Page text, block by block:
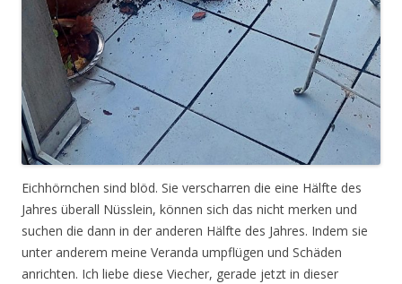
Eichhörnchen sind blöd. Sie verscharren die eine Hälfte des
Jahres überall Nüsslein, können sich das nicht merken und
suchen die dann in der anderen Hälfte des Jahres. Indem sie
unter anderem meine Veranda umpflügen und Schäden
anrichten. Ich liebe diese Viecher, gerade jetzt in dieser